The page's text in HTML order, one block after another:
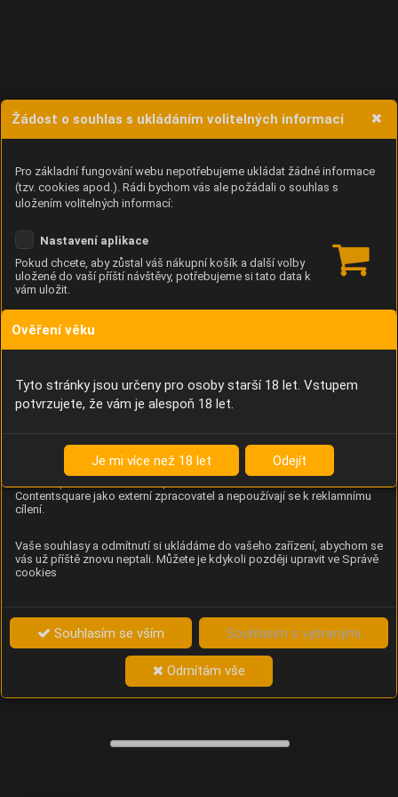
Žádost o souhlas s ukládáním volitelných informací
Pro základní fungování webu nepotřebujeme ukládat žádné informace
(tzv. cookies apod.). Rádi bychom vás ale požádali o souhlas s
uložením volitelných informací:
Nastavení aplikace
Pokud chcete, aby zůstal váš nákupní košík a další volby
uložené do vaší příští návštěvy, potřebujeme si tato data k
vám uložit.
Anonymní unikátní ID
Díky němu příště poznáme, že se jedná o stejné zařízení, a
Identifikátor je zcela anonymní.
Analýza chování návštěvníků na webu (pohyb kurzoru,
kliknutí, procházení stránek a heatmapy), která
provozovateli e-shopu Betelné škopek pomáhá zlepšovat
Contentsquare jako externí zpracovatel a nepoužívají se k reklamnímu
cílení.
Vaše souhlasy a odmítnutí si ukládáme do vašeho zařízení, abychom se
vás už příště znovu neptali. Můžete je kdykoli později upravit ve Správě
cookies
Souhlasím se vším Souhlasím s vybranými
Odmítám vše
Ověření věku
Tyto stránky jsou určeny pro osoby starší 18 let. Vstupem
potvrzujete, že vám je alespoň 18 let.
Je mi více než 18 let Odejít